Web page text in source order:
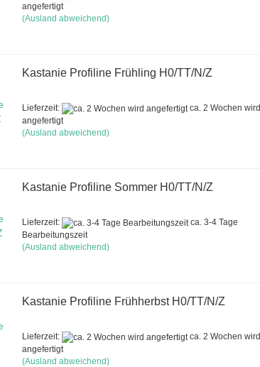
angefertigt
(Ausland abweichend)
Kastanie Profiline Frühling H0/TT/N/Z
Lieferzeit:
ca. 2 Wochen wird
angefertigt
(Ausland abweichend)
Kastanie Profiline Sommer H0/TT/N/Z
Lieferzeit:
ca. 3-4 Tage
Bearbeitungszeit
(Ausland abweichend)
Kastanie Profiline Frühherbst H0/TT/N/Z
Lieferzeit:
ca. 2 Wochen wird
angefertigt
(Ausland abweichend)